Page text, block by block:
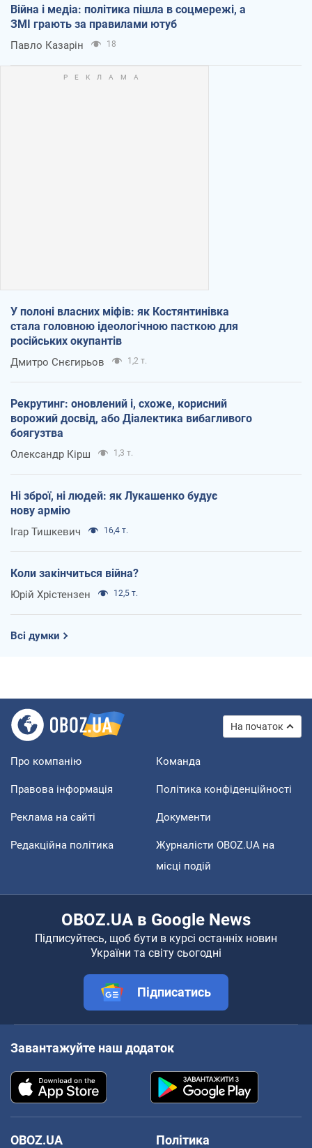
Війна і медіа: політика пішла в соцмережі, а
ЗМІ грають за правилами ютуб
Павло Казарін 18
У полоні власних міфів: як Костянтинівка
стала головною ідеологічною пасткою для
російських окупантів
Дмитро Снєгирьов 1,2 т.
Рекрутинг: оновлений і, схоже, корисний
ворожий досвід, або Діалектика вибагливого
боягузтва
Олександр Кірш 1,3 т.
Ні зброї, ні людей: як Лукашенко будує
нову армію
Ігар Тишкевич 16,4 т.
Коли закінчиться війна?
Юрій Хрістензен 12,5 т.
Всі думки
На початок
Про компанію Команда
Правова інформація Політика конфіденційності
Реклама на сайті Документи
Редакційна політика
Журналісти OBOZ.UA на
місці подій
OBOZ.UA в Google News
Підписуйтесь, щоб бути в курсі останніх новин
України та світу сьогодні
Підписатись
Завантажуйте наш додаток
OBOZ.UA
Політика